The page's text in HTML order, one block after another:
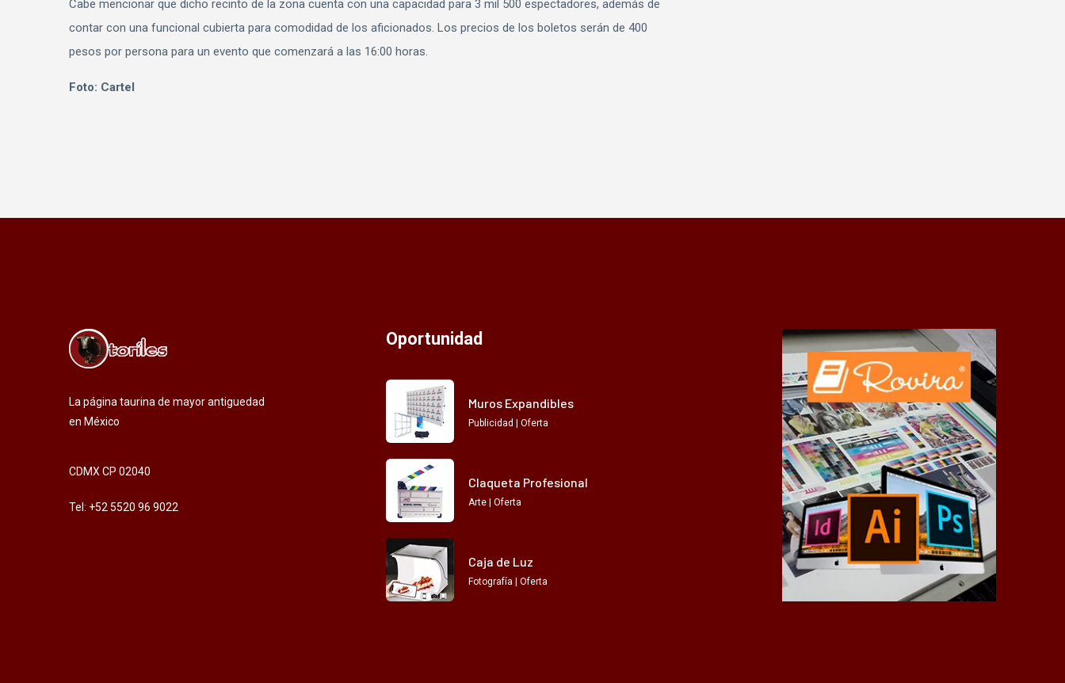
Cabe mencionar que dicho recinto de la zona cuenta con una capacidad para 3 mil 500 espectadores, además de
contar con una funcional cubierta para comodidad de los aficionados. Los precios de los boletos serán de 400
pesos por persona para un evento que comenzará a las 16:00 horas.
Foto: Cartel
La página taurina de mayor antiguedad
en México
CDMX CP 02040
Tel: +52 5520 96 9022
Oportunidad
Muros Expandibles
Publicidad | Oferta
Claqueta Profesional
Arte | Oferta
Caja de Luz
Fotografía | Oferta